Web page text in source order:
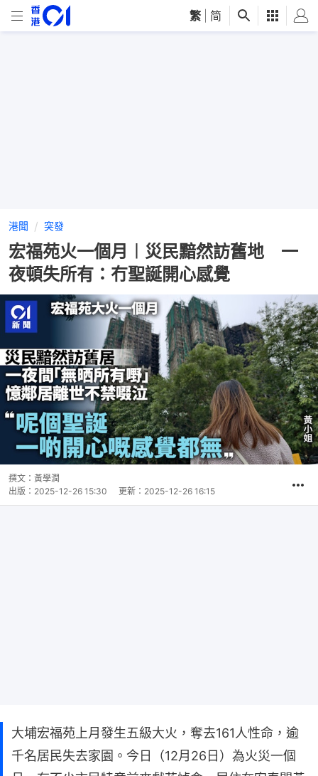
繁 简
港聞 突發
宏福苑火一個月︱災民黯然訪舊地 一
夜頓失所有：冇聖誕開心感覺
撰文： 黃學潤
出版： 2025-12-26 15:30 更新： 2025-12-26 16:15
大埔宏福苑上月發生五級大火，奪去161人性命，逾
千名居民失去家園。今日（12月26日）為火災一個